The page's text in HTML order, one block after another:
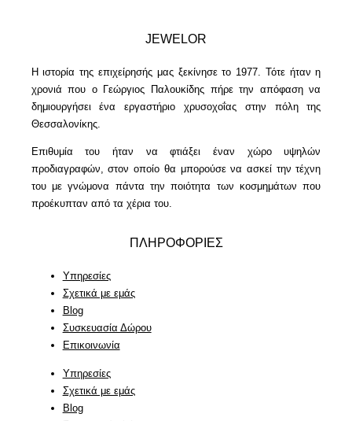
JEWELOR
Η ιστορία της επιχείρησής μας ξεκίνησε το 1977. Τότε ήταν η
χρονιά που ο Γεώργιος Παλουκίδης πήρε την απόφαση να
δημιουργήσει ένα εργαστήριο χρυσοχοΐας στην πόλη της
Θεσσαλονίκης.
Επιθυμία του ήταν να φτιάξει έναν χώρο υψηλών
προδιαγραφών, στον οποίο θα μπορούσε να ασκεί την τέχνη
του με γνώμονα πάντα την ποιότητα των κοσμημάτων που
προέκυπταν από τα χέρια του.
ΠΛΗΡΟΦΟΡΙΕΣ
Υπηρεσίες
Σχετικά με εμάς
Blog
Συσκευασία Δώρου
Επικοινωνία
Υπηρεσίες
Σχετικά με εμάς
Blog